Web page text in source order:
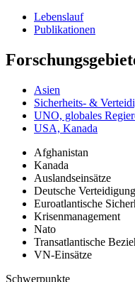
Lebenslauf
Publikationen
Asien
Sicherheits- &
UNO, globales
USA, Kanada
Afghanistan
Kanada
Auslandseinsätze
Deutsche
Euroatlantische
Krisenmanagement
Nato
Transatlantische
VN-Einsätze
Schwerpunkte